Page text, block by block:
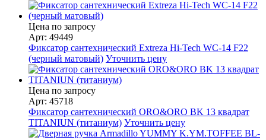
Цена по запросу
Арт: 49449
Фиксатор сантехнический Extreza Hi-Tech WC-14 F22
(черный матовый) Уточнить цену
Цена по запросу
Арт: 45718
Фиксатор сантехнический ORO&ORO BK 13 квадрат
TITANIUN (титаниум) Уточнить цену